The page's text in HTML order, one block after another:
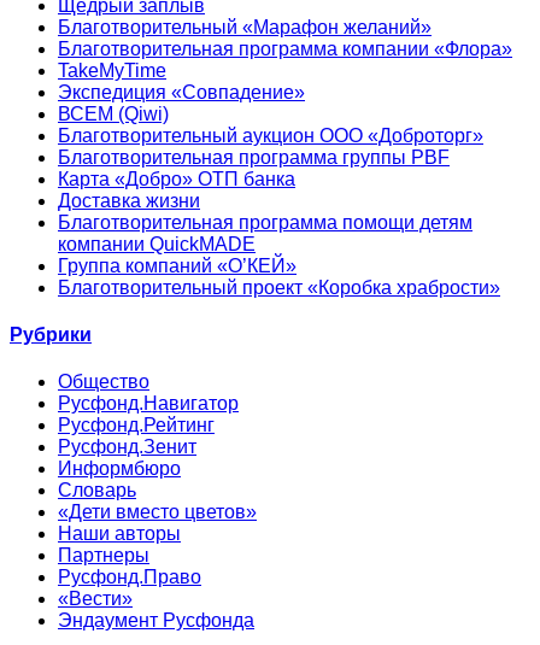
Щедрый заплыв
Благотворительный «Марафон желаний»
Благотворительная программа компании «Флора»
TakeMyTime
Экспедиция «Совпадение»
ВСЕМ (Qiwi)
Благотворительный аукцион ООО «Доброторг»
Благотворительная программа группы PBF
Карта «Добро» ОТП банка
Доставка жизни
Благотворительная программа помощи детям
компании QuickMADE
Группа компаний «О’КЕЙ»
Благотворительный проект «Коробка храбрости»
Рубрики
Общество
Русфонд.Навигатор
Русфонд.Рейтинг
Русфонд.Зенит
Информбюро
Словарь
«Дети вместо цветов»
Наши авторы
Партнеры
Русфонд.Право
«Вести»
Эндаумент Русфонда